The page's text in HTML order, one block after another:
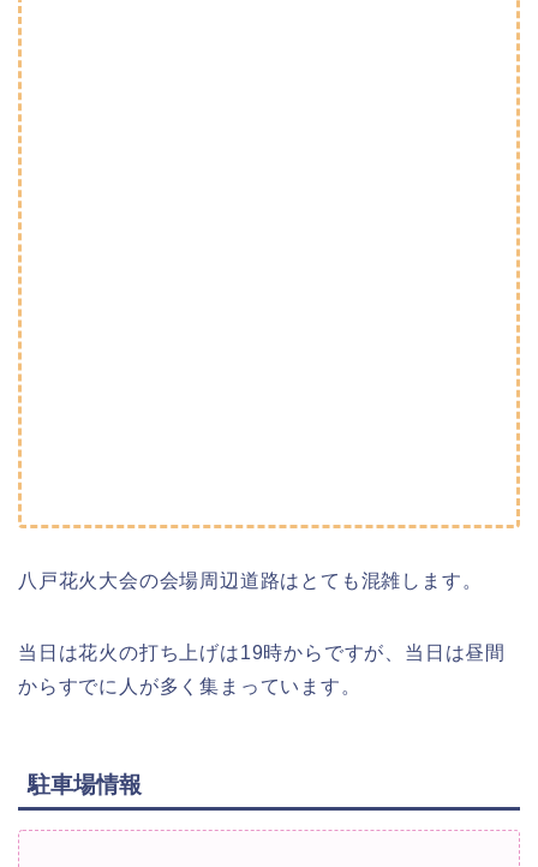
八戸花火大会の会場周辺道路はとても混雑します。
当日は花火の打ち上げは19時からですが、当日は昼間
からすでに人が多く集まっています。
駐車場情報